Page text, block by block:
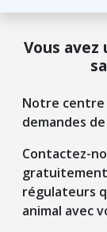
Vous
Notre centre
demandes
Contactez-
gratuitement
régulateurs
animal avec